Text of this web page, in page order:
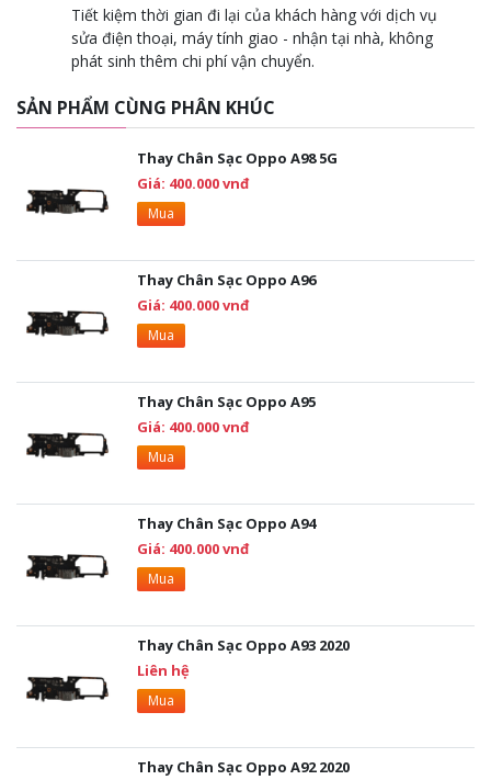
Tiết kiệm thời gian đi lại của khách hàng với dịch vụ
sửa điện thoại, máy tính giao - nhận tại nhà, không
phát sinh thêm chi phí vận chuyển.
SẢN PHẨM CÙNG PHÂN KHÚC
Thay Chân Sạc Oppo A98 5G
Giá: 400.000 vnđ
Mua
Thay Chân Sạc Oppo A96
Giá: 400.000 vnđ
Mua
Thay Chân Sạc Oppo A95
Giá: 400.000 vnđ
Mua
Thay Chân Sạc Oppo A94
Giá: 400.000 vnđ
Mua
Thay Chân Sạc Oppo A93 2020
Liên hệ
Mua
Thay Chân Sạc Oppo A92 2020